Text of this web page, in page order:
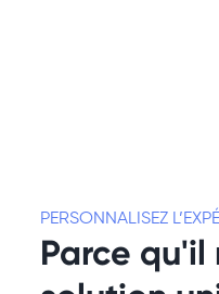
PERSONNALISEZ
Parce qu'il